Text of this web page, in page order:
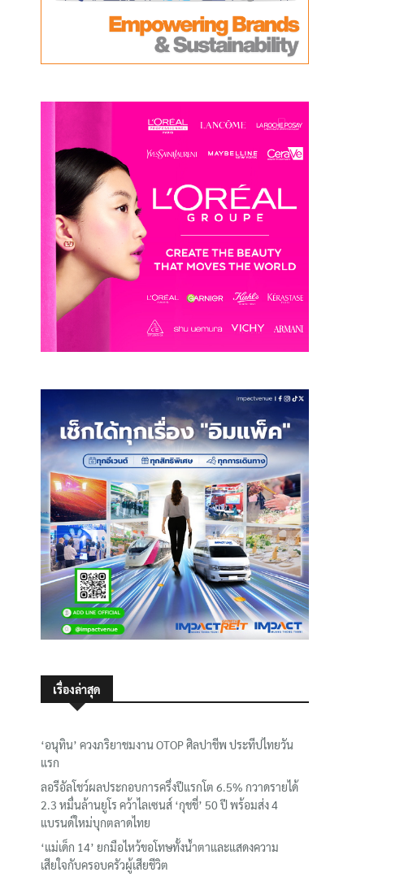
เรื่องล่าสุด
‘อนุทิน’ ควงภริยาชมงาน OTOP ศิลปาชีพ ประทีปไทยวัน
แรก
ลอรีอัลโชว์ผลประกอบการครึ่งปีแรกโต 6.5% กวาดรายได้
2.3 หมื่นล้านยูโร คว้าไลเซนส์ ‘กุชชี่’ 50 ปี พร้อมส่ง 4
แบรนด์ใหม่บุกตลาดไทย
‘แม่เด็ก 14’ ยกมือไหว้ขอโทษทั้งน้ำตาและแสดงความ
เสียใจกับครอบครัวผู้เสียชีวิต